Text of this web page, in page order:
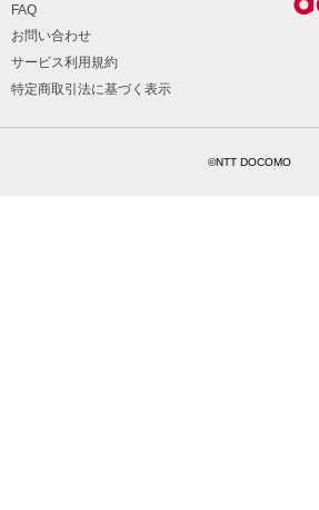
FAQ
お問い合わせ
サービス利用規約
特定商取引法に基づく表示
©NTT DOCOMO